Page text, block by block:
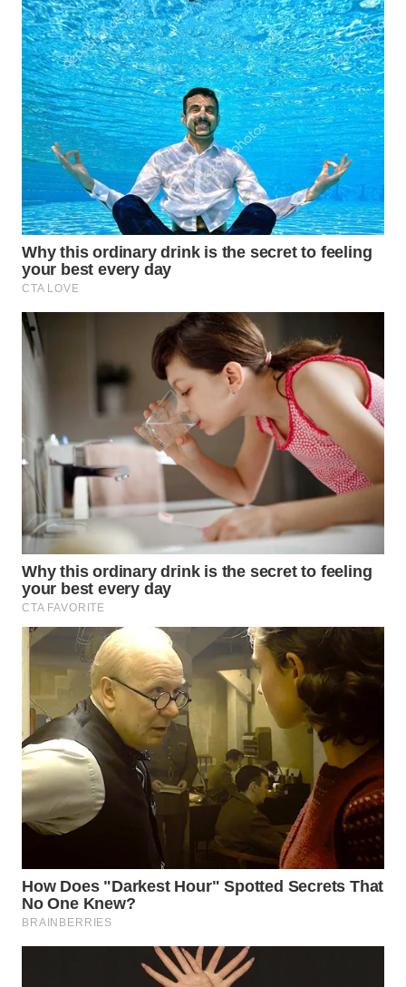
WN
SAMOSIR
WN
PADANG
LAWAS
WN
SUMEDANG
WN
CIANJUR
KEPULAUAN
TANGERANG
WN
BINJAI
WN
CIREBON
WN
INDRAMAYU
KUNINGAN
WN
MAJALENGKA
WN
SUBANG
WN
SUKABUMI
WN